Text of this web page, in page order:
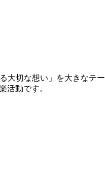
大切な想い」を大きなテー
活動です。